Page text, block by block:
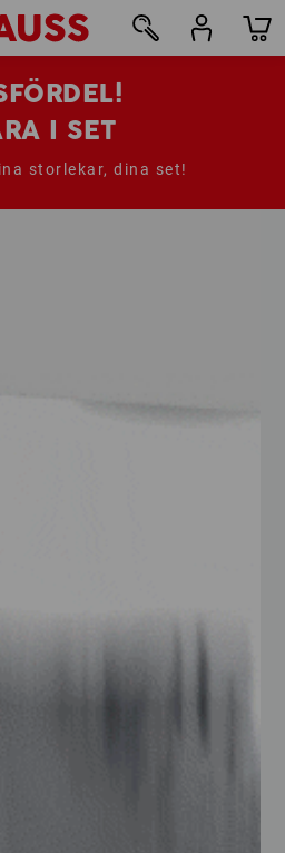
I SET
storlekar, dina set!